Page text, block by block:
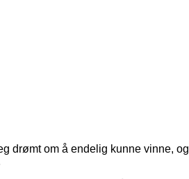
drømt om å endelig kunne vinne, og